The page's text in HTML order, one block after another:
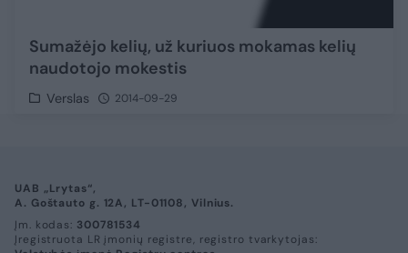
Sumažėjo kelių, už kuriuos mokamas kelių
naudotojo mokestis
Verslas 2014-09-29
UAB „Lrytas“,
A. Goštauto g. 12A, LT-01108, Vilnius.
Įm. kodas: 300781534
Įregistruota LR įmonių registre, registro tvarkytojas: